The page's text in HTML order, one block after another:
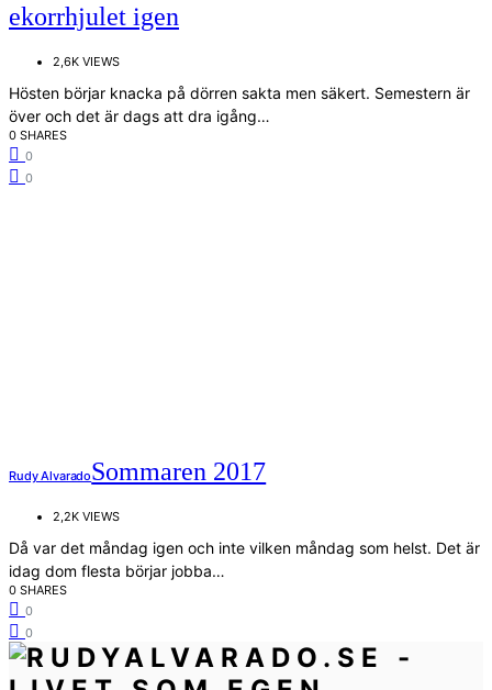
ekorrhjulet igen
2,6K VIEWS
Hösten börjar knacka på dörren sakta men säkert. Semestern är
över och det är dags att dra igång…
0 SHARES
0
0
Rudy AlvaradoSommaren 2017
2,2K VIEWS
Då var det måndag igen och inte vilken måndag som helst. Det är
idag dom flesta börjar jobba…
0 SHARES
0
0